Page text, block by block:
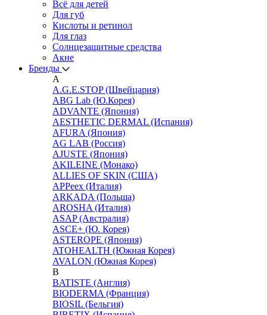
Всё для детей
Для губ
Кислоты и ретинол
Для глаз
Cолнцезащитные средства
Акне
Бренды
A
A.G.E.STOP (Швейцария)
ABG Lab (Ю.Корея)
ADVANTE (Япония)
AESTHETIC DERMAL (Испания)
AFURA (Япония)
AG LAB (Россия)
AJUSTE (Япония)
AKILEINE (Монако)
ALLIES OF SKIN (США)
APPeex (Италия)
ARKADA (Польша)
AROSHA (Италия)
ASAP (Австралия)
ASCE+ (Ю. Корея)
ASTEROPE (Япония)
ATOHEALTH (Южная Корея)
AVALON (Южная Корея)
B
BATISTE (Англия)
BIODERMA (Франция)
BIOSIL (Бельгия)